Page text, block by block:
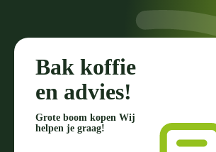
Bak koffie
en advies!
Grote boom kopen Wij
helpen je graag!